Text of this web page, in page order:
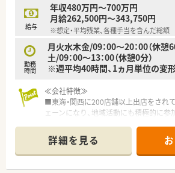
【想定されるキャリアイメージ】
■専門薬剤師の社内認定制度を活用し、
の高い専門性を身につけることが可能で
■薬局長などのマネージャー職に進み、
キャリアパスを描くこともできます。
■将来的には人事や教育、経営コンサル
給与
年収480万円～700万円
月給262,500円～343,750円
※想定・平均残業、各種手当を含んだ総額
勤務
時間
月火水木金/09：00～20：00（休憩
土/09：00～13：00（休憩0分）
※週平均40時間、1ヵ月単位の変
≪会社特徴≫
■東海・関西に200店舗以上出店をされ
ェーンになり、地域活動にも積極的に参
おける様々なイベントを実施しています
■全店舗、音声入力システム・在庫自動
システム・バーコード読み取りの調剤
ます。
詳細を見る